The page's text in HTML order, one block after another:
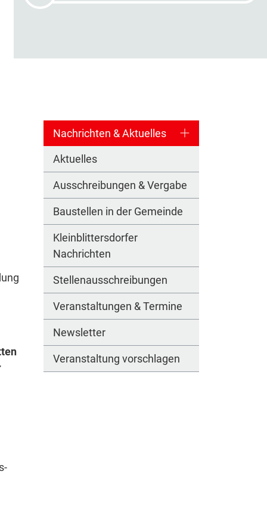
Nachrichten & Aktuelles
Aktuelles
Ausschreibungen & Vergabe
Baustellen in der Gemeinde
Kleinblittersdorfer
Nachrichten
Stellenausschreibungen
Veranstaltungen & Termine
Newsletter
Veranstaltung vorschlagen